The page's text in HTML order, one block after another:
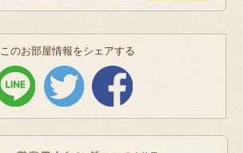
このお部屋情報をシェアする